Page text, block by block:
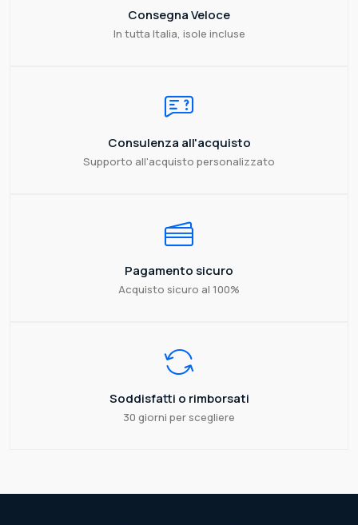
Consegna Veloce
In tutta Italia, isole incluse
Consulenza all'acquisto
Supporto all'acquisto personalizzato
Pagamento sicuro
Acquisto sicuro al 100%
Soddisfatti o rimborsati
30 giorni per scegliere